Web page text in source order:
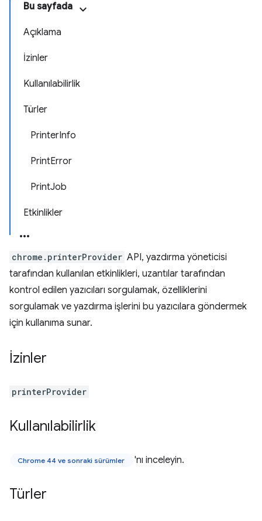
Bu sayfada
Açıklama
İzinler
Kullanılabilirlik
Türler
PrinterInfo
PrintError
PrintJob
Etkinlikler
chrome.printerProvider API, yazdırma yöneticisi
tarafından kullanılan etkinlikleri, uzantılar tarafından
kontrol edilen yazıcıları sorgulamak, özelliklerini
sorgulamak ve yazdırma işlerini bu yazıcılara göndermek
için kullanıma sunar.
İzinler
printerProvider
Kullanılabilirlik
Chrome 44 ve sonraki sürümler 'nı inceleyin.
Türler